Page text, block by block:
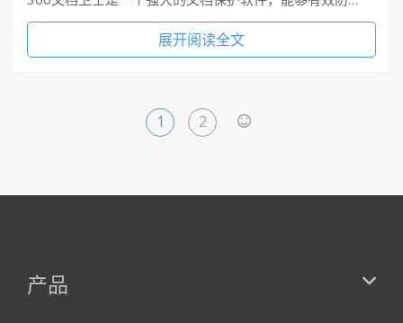
展开阅读全文
1 2
产品